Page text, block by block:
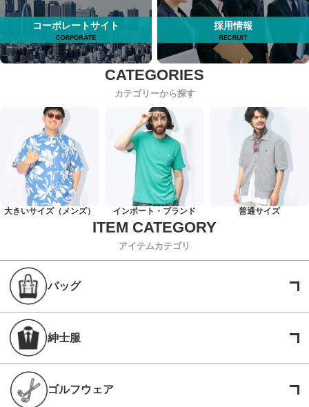
コーポレートサイト 採用情報
カテゴリーから探す
大きいサイズ（メンズ） インポート・ブランド 普通サイズ
アイテムカテゴリ
バッグ
紳士服
ゴルフウェア